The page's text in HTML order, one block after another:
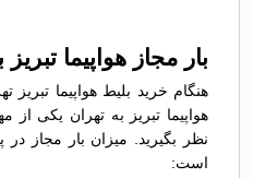
بار مجاز هواپیما
هنگام خرید بلیط هواپیما تبریز
هواپیما تبریز به تهران یکی از
نظر بگیرید. میزان بار مجاز در
است: